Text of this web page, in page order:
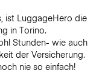
ist LuggageHero die
in Torino.
Stunden- wie auch
der Versicherung.
nie so einfach!